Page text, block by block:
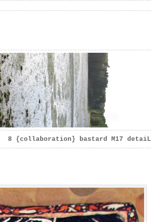
8 {collaboration} bastard M17 detaiL